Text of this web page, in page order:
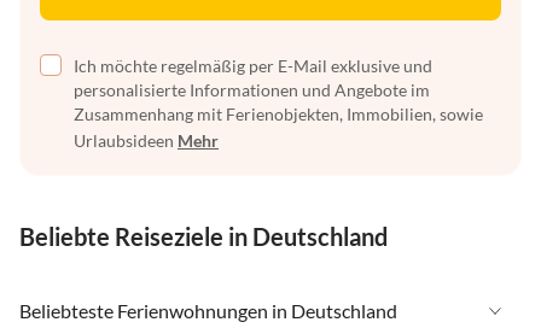
Ich möchte regelmäßig per E-Mail exklusive und
personalisierte Informationen und Angebote im
Zusammenhang mit Ferienobjekten, Immobilien, sowie
Urlaubsideen Mehr
Beliebte Reiseziele in Deutschland
Beliebteste Ferienwohnungen in Deutschland